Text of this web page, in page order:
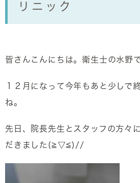
リニック
皆さんこんにちは。衛生士の水野
１２月になって今年もあと少しで
ね。
先日、院長先生とスタッフの方々
だきました(≧▽≦)//